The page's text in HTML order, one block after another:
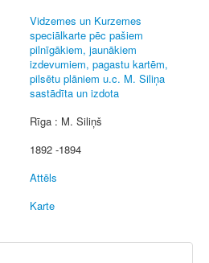
Vidzemes un Kurzemes
speciālkarte pēc pašiem
pilnīgākiem, jaunākiem
izdevumiem, pagastu kartēm,
pilsētu plāniem u.c. M. Siliņa
sastādīta un izdota
Rīga : M. Siliņš
1892 -1894
Attēls
Karte